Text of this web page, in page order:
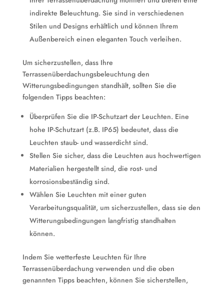
indirekte Beleuchtung. Sie sind in verschiedenen
Stilen und Designs erhältlich und können Ihrem
Außenbereich einen eleganten Touch verleihen.
Um sicherzustellen, dass Ihre
Terrassenüberdachungsbeleuchtung den
Witterungsbedingungen standhält, sollten Sie die
folgenden Tipps beachten:
Überprüfen Sie die IP-Schutzart der Leuchten. Eine
hohe IP-Schutzart (z.B. IP65) bedeutet, dass die
Leuchten staub- und wasserdicht sind.
Stellen Sie sicher, dass die Leuchten aus hochwertigen
Materialien hergestellt sind, die rost- und
korrosionsbeständig sind.
Wählen Sie Leuchten mit einer guten
Verarbeitungsqualität, um sicherzustellen, dass sie den
Witterungsbedingungen langfristig standhalten
können.
Indem Sie wetterfeste Leuchten für Ihre
Terrassenüberdachung verwenden und die oben
genannten Tipps beachten, können Sie sicherstellen,